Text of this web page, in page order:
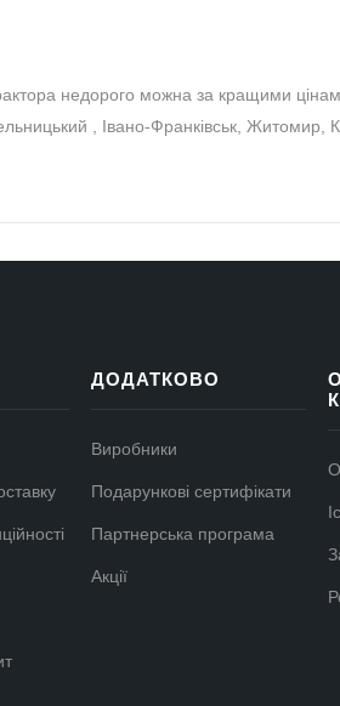
недорого можна за кращими
, Івано-Франківськ, Житомир,
ДОДАТКОВО
Виробники
Подарункові сертифікати
Партнерська програма
Акції